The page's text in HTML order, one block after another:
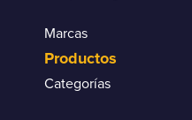
Marcas
Productos
Categorías